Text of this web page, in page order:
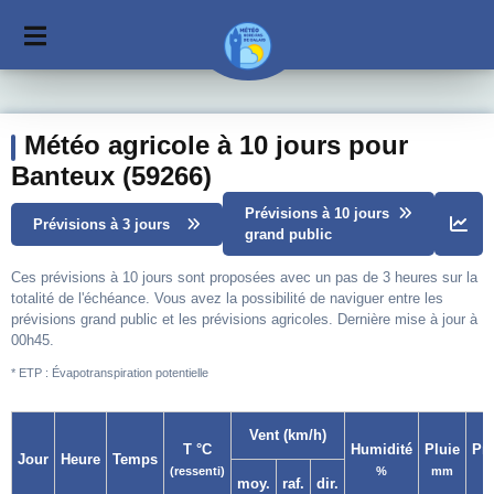
Météo agricole à 10 jours pour
Banteux (59266)
Prévisions à 3 jours
Prévisions à 10 jours
grand public
Ces prévisions à 10 jours sont proposées avec un pas de 3 heures sur la
totalité de l'échéance. Vous avez la possibilité de naviguer entre les
prévisions grand public et les prévisions agricoles. Dernière mise à jour à
00h45.
* ETP : Évapotranspiration potentielle
Jour Heure Temps
T °C
(ressenti)
Vent (km/h)
Humidité
%
Pluie
mm
moy. raf. dir.